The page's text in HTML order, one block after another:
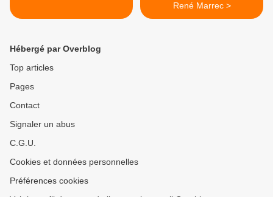
René Marrec >
Hébergé par Overblog
Top articles
Pages
Contact
Signaler un abus
C.G.U.
Cookies et données personnelles
Préférences cookies